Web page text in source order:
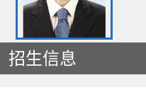
招生信息